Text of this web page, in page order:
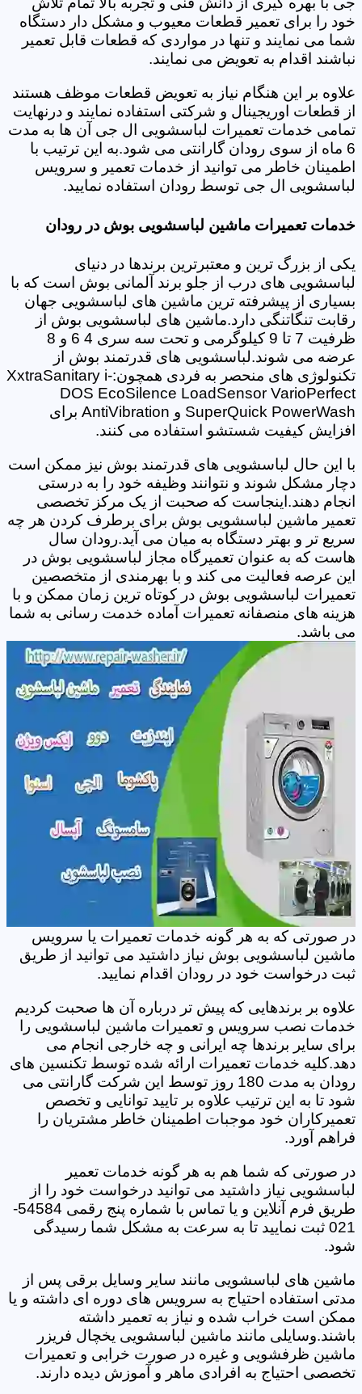
خود را برای تعمیر قطعات معیوب و مشکل دار دستگاه
شما می نمایند و تنها در مواردی که قطعات قابل تعمیر
نباشند اقدام به تعویض می نمایند.
علاوه بر این هنگام نیاز به تعویض قطعات موظف هستند
از قطعات اوریجینال و شرکتی استفاده نمایند و درنهایت
تمامی خدمات تعمیرات لباسشویی ال جی آن ها به مدت
6 ماه از سوی رودان گارانتی می شود.به این ترتیب با
اطمینان خاطر می توانید از خدمات تعمیر و سرویس
لباسشویی ال جی توسط رودان استفاده نمایید.
خدمات تعمیرات ماشین لباسشویی بوش در رودان
یکی از بزرگ ترین و معتبرترین برندها در دنیای
لباسشویی های درب از جلو برند آلمانی بوش است که با
بسیاری از پیشرفته ترین ماشین های لباسشویی جهان
رقابت تنگاتنگی دارد.ماشین های لباسشویی بوش از
ظرفیت 7 تا 9 کیلوگرمی و تحت سه سری 4 6 و 8
عرضه می شوند.لباسشویی های قدرتمند بوش از
تکنولوژی های منحصر به فردی همچون:XxtraSanitary i-
DOS EcoSilence LoadSensor VarioPerfect
SuperQuick PowerWash و AntiVibration برای
افزایش کیفیت شستشو استفاده می کنند.
با این حال لباسشویی های قدرتمند بوش نیز ممکن است
دچار مشکل شوند و نتوانند وظیفه خود را به درستی
انجام دهند.اینجاست که صحبت از یک مرکز تخصصی
تعمیر ماشین لباسشویی بوش برای برطرف کردن هر چه
سریع تر و بهتر دستگاه به میان می آید.رودان سال
هاست که به عنوان تعمیرگاه مجاز لباسشویی بوش در
این عرصه فعالیت می کند و با بهرمندی از متخصصین
تعمیرات لباسشویی بوش در کوتاه ترین زمان ممکن و با
هزینه های منصفانه تعمیرات آماده خدمت رسانی به شما
می باشد.
در صورتی که به هر گونه خدمات تعمیرات یا سرویس
ماشین لباسشویی بوش نیاز داشتید می توانید از طریق
ثبت درخواست خود در رودان اقدام نمایید.
علاوه بر برندهایی که پیش تر درباره آن ها صحبت کردیم
خدمات نصب سرویس و تعمیرات ماشین لباسشویی را
برای سایر برندها چه ایرانی و چه خارجی انجام می
دهد.کلیه خدمات تعمیرات ارائه شده توسط تکنسین های
رودان به مدت 180 روز توسط این شرکت گارانتی می
شود تا به این ترتیب علاوه بر تایید توانایی و تخصص
تعمیرکاران خود موجبات اطمینان خاطر مشتریان را
فراهم آورد.
در صورتی که شما هم به هر گونه خدمات تعمیر
لباسشویی نیاز داشتید می توانید درخواست خود را از
طریق فرم آنلاین و یا تماس با شماره پنج رقمی 54584-
021 ثبت نمایید تا به سرعت به مشکل شما رسیدگی
شود.
ماشین های لباسشویی مانند سایر وسایل برقی پس از
مدتی استفاده احتیاج به سرویس های دوره ای داشته و یا
ممکن است خراب شده و نیاز به تعمیر داشته
باشند.وسایلی مانند ماشین لباسشویی یخچال فریزر
ماشین ظرفشویی و غیره در صورت خرابی و تعمیرات
تخصصی احتیاج به افرادی ماهر و آموزش دیده دارند.